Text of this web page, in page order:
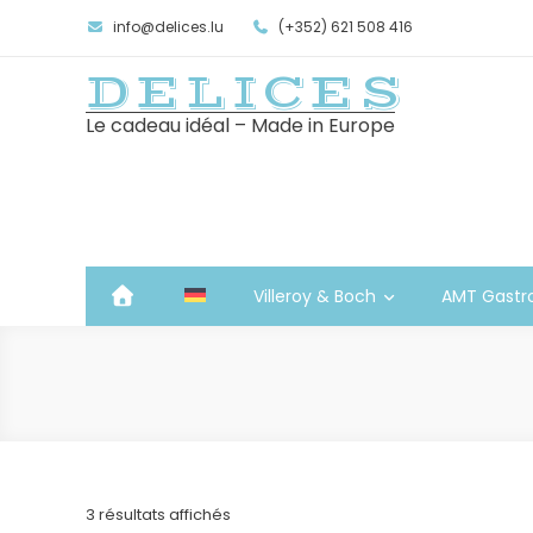
info@delices.lu (+352) 621 508 416
DELICES
Le cadeau idéal – Made in Europe
Villeroy & Boch AMT
3 résultats affichés